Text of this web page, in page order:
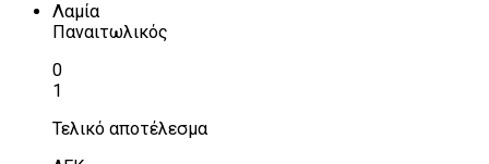
Λαμία
Παναιτωλικός
0
1
Τελικό αποτέλεσμα